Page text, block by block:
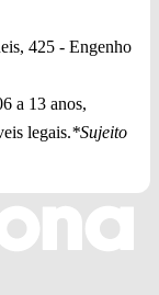
425 - Engenho
a 13 anos,
legais.*Sujeito